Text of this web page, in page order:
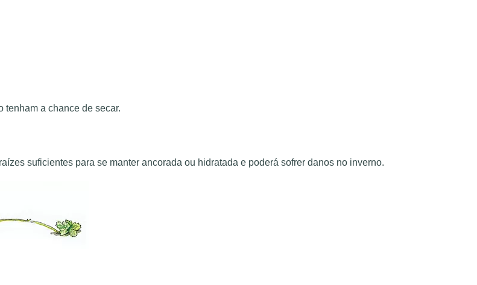
tenham a chance de secar.
suficientes para se manter ancorada ou hidratada e poderá sofrer danos no inverno.